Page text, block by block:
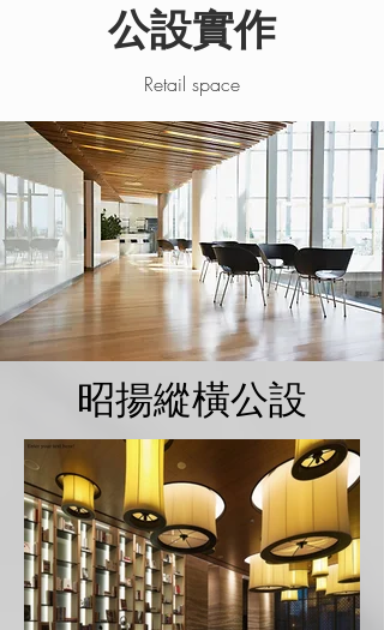
公設實作
Retail space
昭揚縱橫公設